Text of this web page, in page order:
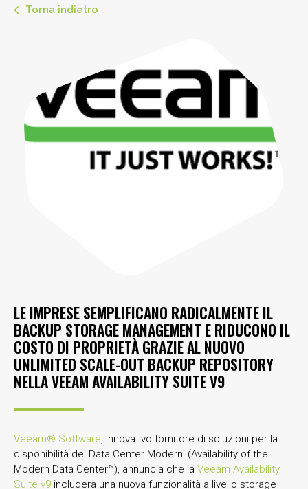
Torna indietro
LE IMPRESE SEMPLIFICANO RADICALMENTE IL
BACKUP STORAGE MANAGEMENT E RIDUCONO IL
COSTO DI PROPRIETÀ GRAZIE AL NUOVO
UNLIMITED SCALE-OUT BACKUP REPOSITORY
NELLA VEEAM AVAILABILITY SUITE V9
Veeam® Software, innovativo fornitore di soluzioni per la
disponibilità dei Data Center Moderni (Availability of the
Modern Data Center™), annuncia che la Veeam Availability
Suite v9 includerà una nuova funzionalità a livello storage